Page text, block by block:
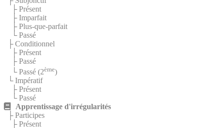
├ Présent
├ Imparfait
├ Plus-que-parfait
└ Passé
├ Conditionnel
├ Présent
├ Passé
└ Passé (2ème)
└ Impératif
├ Présent
└ Passé
Apprentissage d'irrégularités
├ Participes
├ Présent